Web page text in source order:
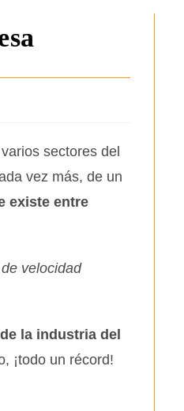
sectores del
vez más, de un
existe entre
velocidad
la industria del
¡todo un récord!